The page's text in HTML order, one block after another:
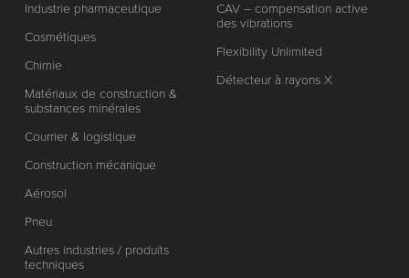
Industrie pharmaceutique
Cosmétiques
Chimie
Matériaux de construction &
substances minérales
Courrier & logistique
Construction mécanique
Aérosol
Pneu
Autres industries / produits
techniques
CAV – compensation active
des vibrations
Flexibility Unlimited
Détecteur à rayons X